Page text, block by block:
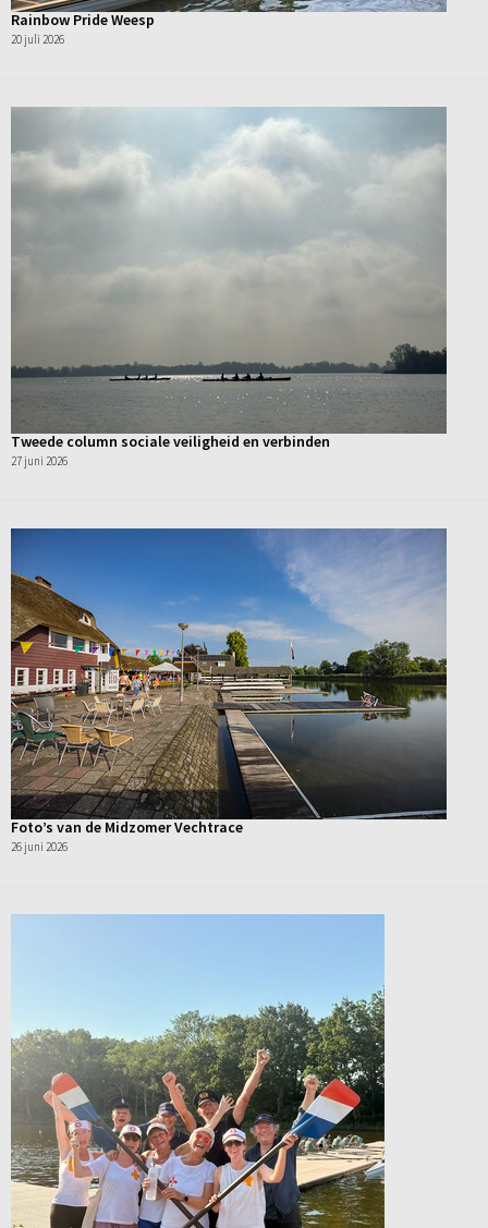
Rainbow Pride Weesp
20 juli 2026
Tweede column sociale veiligheid en verbinden
27 juni 2026
Foto’s van de Midzomer Vechtrace
26 juni 2026